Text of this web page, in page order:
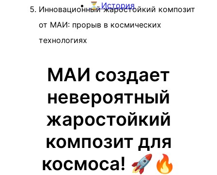
⏳ История
Инновационный жаростойкий композит
от МАИ: прорыв в космических
технологиях
МАИ создает
невероятный
жаростойкий
композит для
космоса! 🚀🔥